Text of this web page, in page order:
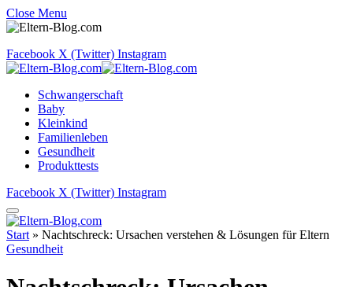
Close Menu
Facebook X (Twitter) Instagram
Schwangerschaft
Baby
Kleinkind
Familienleben
Gesundheit
Produkttests
Facebook X (Twitter) Instagram
Start » Nachtschreck: Ursachen verstehen & Lösungen für Eltern
Gesundheit